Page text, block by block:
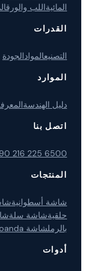
المائيةاللب والورق
القدرات
التصنيعالموادالجودة
الموارد
دليل الهندسة
اتصل بنا
216 225 6500
المنتجات
شاشة أسطوانية
حلقيةشاشة سلة
بالرملشاشة Coanda
أدوات